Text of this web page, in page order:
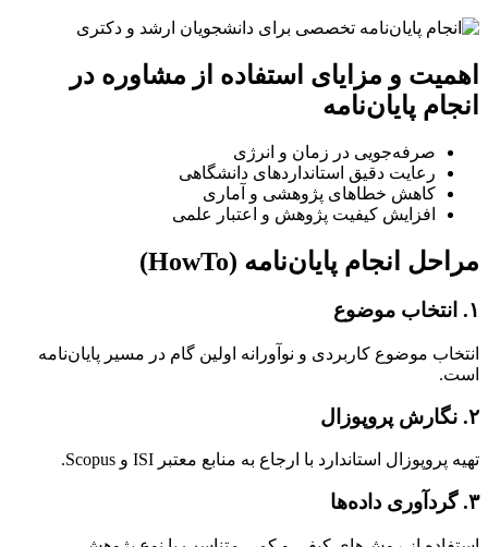
اهمیت و مزایای استفاده از مشاوره در
انجام پایان‌نامه
صرفه‌جویی در زمان و انرژی
رعایت دقیق استانداردهای دانشگاهی
کاهش خطاهای پژوهشی و آماری
افزایش کیفیت پژوهش و اعتبار علمی
مراحل انجام پایان‌نامه (HowTo)
۱. انتخاب موضوع
انتخاب موضوع کاربردی و نوآورانه اولین گام در مسیر پایان‌نامه
است.
۲. نگارش پروپوزال
تهیه پروپوزال استاندارد با ارجاع به منابع معتبر ISI و Scopus.
۳. گردآوری داده‌ها